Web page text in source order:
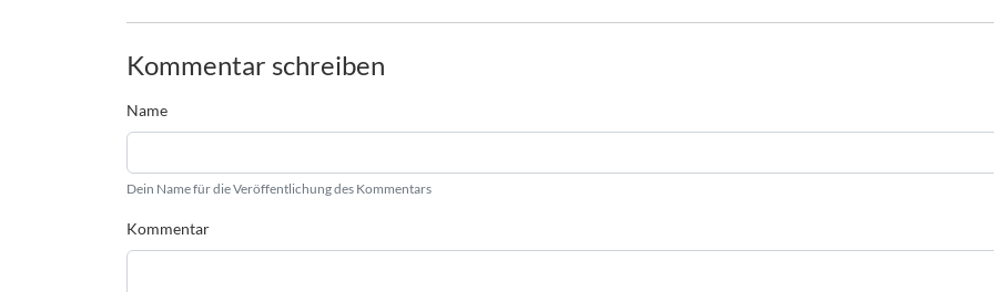
Kommentar schreiben
Name
Dein Name für die Veröffentlichung des Kommentars
Kommentar